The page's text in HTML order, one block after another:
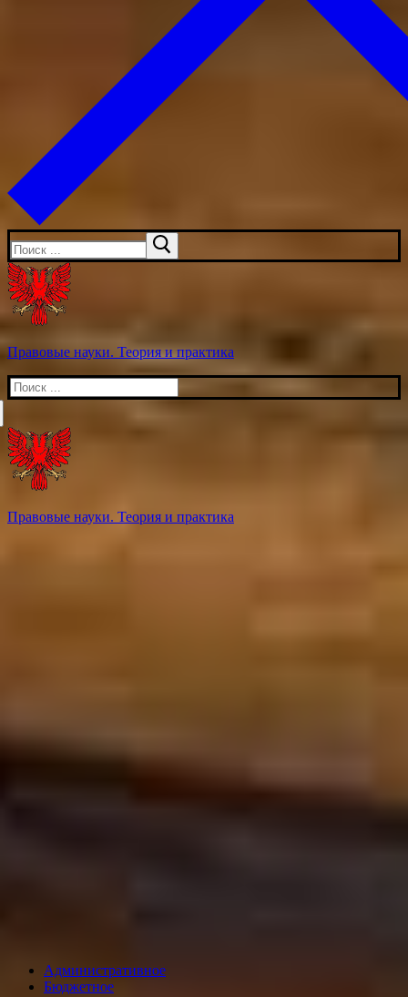
Искать:
Правовые науки. Теория и практика
Искать:
Правовые науки. Теория и практика
Административное
Бюджетное